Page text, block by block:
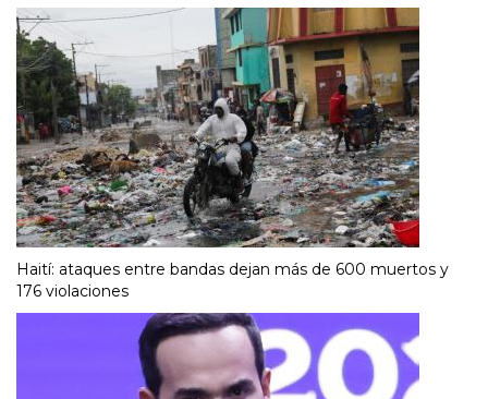
Haití: ataques entre bandas dejan más de 600 muertos y
176 violaciones